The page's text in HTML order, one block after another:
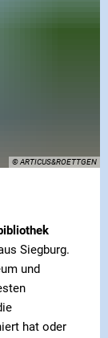
© ARTICUS&ROETTGEN
Siegburg.
und
hat oder